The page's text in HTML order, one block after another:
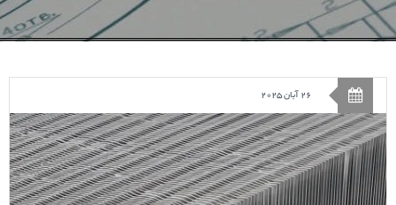
26 آبان 2025